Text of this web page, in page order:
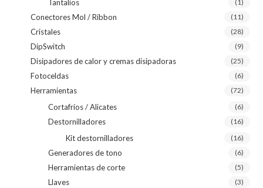
Tantalios (1)
Conectores Mol / Ribbon (11)
Cristales (28)
DipSwitch (9)
Disipadores de calor y cremas disipadoras (25)
Fotoceldas (6)
Herramientas (72)
Cortafríos / Alicates (6)
Destornilladores (16)
Kit destornilladores (16)
Generadores de tono (6)
Herramientas de corte (5)
Llaves (3)